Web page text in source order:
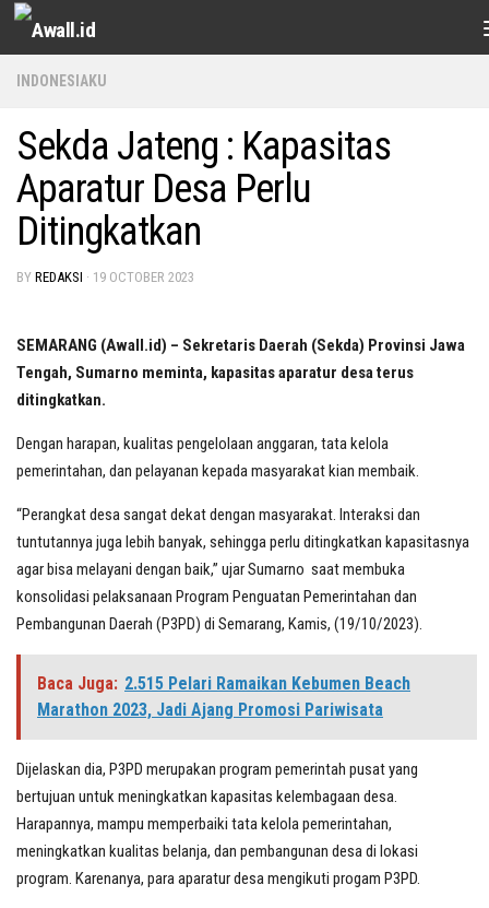
Skip to content
INDONESIAKU
Sekda Jateng : Kapasitas
Aparatur Desa Perlu
Ditingkatkan
BY REDAKSI · 19 OCTOBER 2023
SEMARANG (Awall.id) – Sekretaris Daerah (Sekda) Provinsi Jawa
Tengah, Sumarno meminta, kapasitas aparatur desa terus
ditingkatkan.
Dengan harapan, kualitas pengelolaan anggaran, tata kelola
pemerintahan, dan pelayanan kepada masyarakat kian membaik.
“Perangkat desa sangat dekat dengan masyarakat. Interaksi dan
tuntutannya juga lebih banyak, sehingga perlu ditingkatkan kapasitasnya
agar bisa melayani dengan baik,” ujar Sumarno saat membuka
konsolidasi pelaksanaan Program Penguatan Pemerintahan dan
Pembangunan Daerah (P3PD) di Semarang, Kamis, (19/10/2023).
Baca Juga: 2.515 Pelari Ramaikan Kebumen Beach
Marathon 2023, Jadi Ajang Promosi Pariwisata
Dijelaskan dia, P3PD merupakan program pemerintah pusat yang
bertujuan untuk meningkatkan kapasitas kelembagaan desa.
Harapannya, mampu memperbaiki tata kelola pemerintahan,
meningkatkan kualitas belanja, dan pembangunan desa di lokasi
program. Karenanya, para aparatur desa mengikuti progam P3PD.